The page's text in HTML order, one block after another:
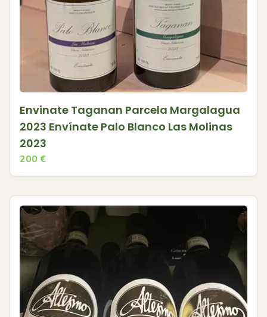
Envinate Taganan Parcela Margalagua
2023 Envínate Palo Blanco Las Molinas
2023
200 €